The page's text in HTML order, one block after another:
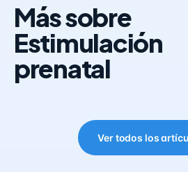
Más sobre
Estimulación
prenatal
Ver todos los